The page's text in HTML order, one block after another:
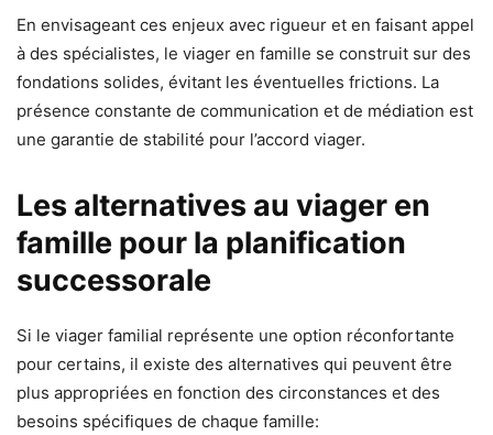
En envisageant ces enjeux avec rigueur et en faisant appel
à des spécialistes, le viager en famille se construit sur des
fondations solides, évitant les éventuelles frictions. La
présence constante de communication et de médiation est
une garantie de stabilité pour l’accord viager.
Les alternatives au viager en
famille pour la planification
successorale
Si le viager familial représente une option réconfortante
pour certains, il existe des alternatives qui peuvent être
plus appropriées en fonction des circonstances et des
besoins spécifiques de chaque famille: